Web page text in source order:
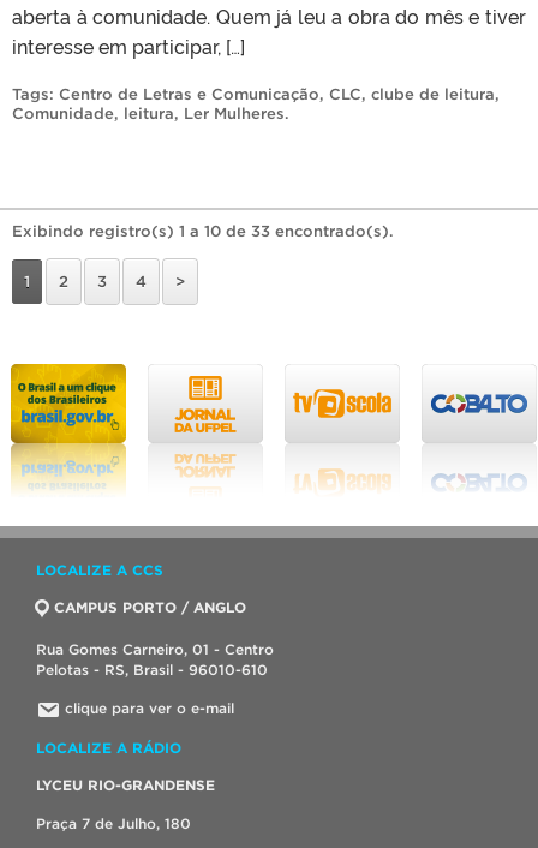
aberta à comunidade. Quem já leu a obra do mês e tiver
interesse em participar, […]
Tags: Centro de Letras e Comunicação, CLC, clube de leitura,
Comunidade, leitura, Ler Mulheres.
Exibindo registro(s) 1 a 10 de 33 encontrado(s).
1 2 3 4 >
LOCALIZE A CCS
CAMPUS PORTO / ANGLO
Rua Gomes Carneiro, 01 - Centro
Pelotas - RS, Brasil - 96010-610
clique para ver o e-mail
LOCALIZE A RÁDIO
LYCEU RIO-GRANDENSE
Praça 7 de Julho, 180